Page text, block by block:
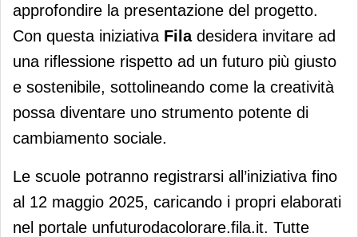
approfondire la presentazione del progetto.
Con questa iniziativa Filadesidera invitare ad
una riflessione rispetto ad un futuro più giusto
e sostenibile, sottolineando come la creatività
possa diventare uno strumento potente di
cambiamento sociale.
Le scuole potranno registrarsi all’iniziativa fino
al 12 maggio 2025, caricando i propri elaborati
nel portale unfuturodacolorare.fila.it. Tutte